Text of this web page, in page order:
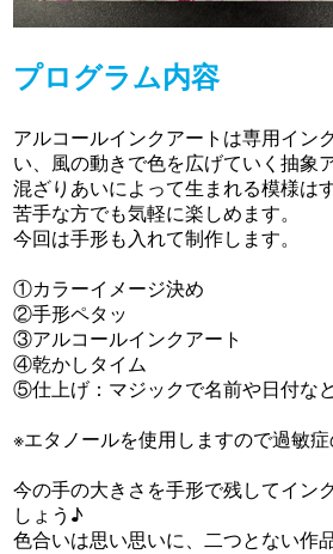
プログラム内容
アルコールインクアートは専用イン
い、風の動きで色を広げていく抽象
混ざりあいによって生まれる模様は
苦手な方でも気軽に楽しめます。
今回は手形も入れて制作します。
①カラーイメージ決め
②手形ペタッ
③アルコールインクアート
④乾かしタイム
⑤仕上げ：マジックで名前や日付な
※エタノールを使用しますので過敏
今の手の大きさを手形で残してイン
しょう♪
色合いは思い思いに、二つとない作